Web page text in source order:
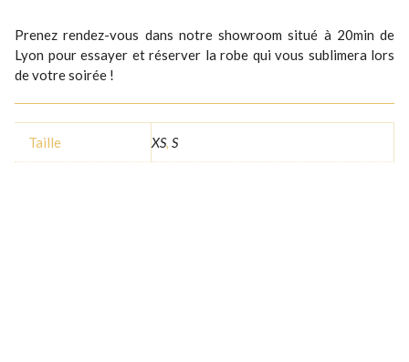
Prenez rendez-vous dans notre showroom situé à 20min de
Lyon pour essayer et réserver la robe qui vous sublimera lors
de votre soirée !
Taille XS, S